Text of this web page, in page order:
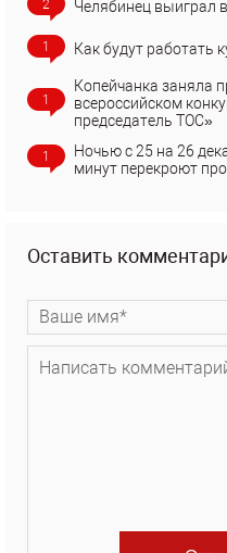
2 Челябинец выиграл
1 Как будут работать
1
Копейчанка заняла
всероссийском
председатель ТОС»
1
Ночью с 25 на 26
минут перекроют
Оставить